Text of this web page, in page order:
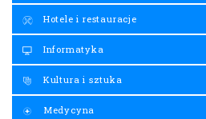
Hotele i restauracje
Informatyka
Kultura i sztuka
Medycyna